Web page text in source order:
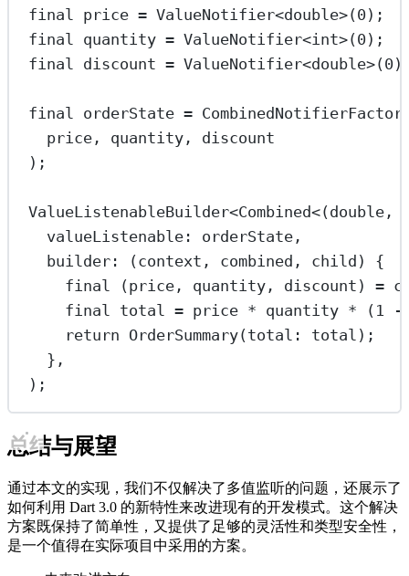
final price = ValueNotifier<double>(0 );
final quantity = ValueNotifier<int>(0 );
final discount = ValueNotifier<double>(0
final orderState =
price, quantity, discount
);
ValueListenableBuilder<Combined<(double ,
valueListenable :
orderState,
builder :
(context, combined, child) {
final (price, quantity, discount) =
final total = price * quantity * ( 1 -
return OrderSummary(total :
total);
},
);
总结与展望
通过本文的实现，我们不仅解决了多值监听的问题，还展示了
如何利用 Dart 3.0 的新特性来改进现有的开发模式。这个解决
方案既保持了简单性，又提供了足够的灵活性和类型安全性，
是一个值得在实际项目中采用的方案。